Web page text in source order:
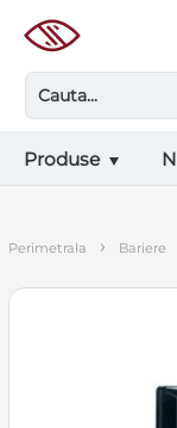
Produse
perimetrala › bariere